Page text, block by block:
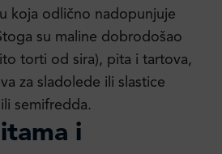
koja odlično nadopunjuje
su maline dobrodošao
torti od sira), pita i tartova,
za sladolede ili slastice
semifredda.
i